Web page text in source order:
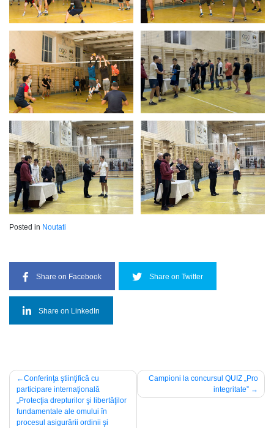
Posted in Noutati
Share on Facebook Share on Twitter
Share on LinkedIn
Navigare
în
articole
Conferinţa ştiinţifică cu
participare internaţională
„Protecţia drepturilor şi libertăţilor
fundamentale ale omului în
procesul asigurării ordinii şi
Campioni la concursul QUIZ „Pro
integritate”